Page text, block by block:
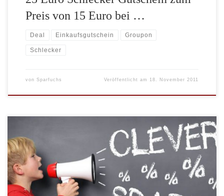
Preis von 15 Euro bei …
Deal Einkaufsgutschein Groupon
Schlecker
von Sparfuchs Veröffentlicht am 18. November 2011
Foto-Flatrate von posterXXL für 4,99 Euro bei Groupon. Sie
können 4 Monate lang beliebig oft 50 Fotoabzüge bestellen und
zahlen 0 Euro, statt regulär 5,99 Euro. Die Foto-Flatrate ist für
Bilder im Format 10×15 cm gültig. Der Groupon Deal ist nur